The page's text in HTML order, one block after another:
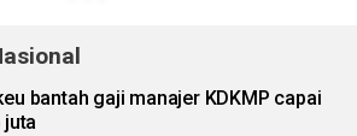
bantah gaji manajer KDKMP capai
juta